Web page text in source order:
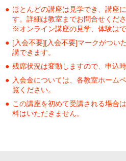
ほとんどの講座は見学でき、講座
す。詳細は教室までお問合せくださ
※オンライン講座の見学、体験はで
[入会不要][入会不要]マークがつい
講できます。
残席状況は変動しますので、申込
入会金については、各教室ホーム
覧ください。
この講座を初めて受講される場合
料はいただきません。